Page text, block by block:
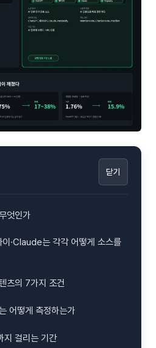
닫기
엇인가
·Claude는 각각 어떻게 소스를
츠의 7가지 조건
어떻게 측정하는가
지 걸리는 기간